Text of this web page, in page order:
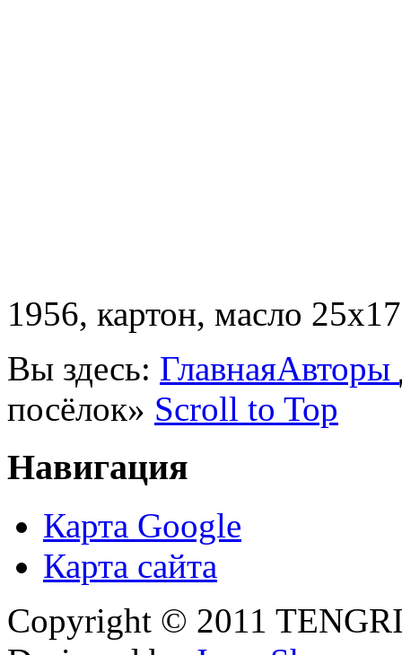
1956, картон, масло
Вы здесь: ГлавнаяАвторы
посёлок» Scroll to Top
Навигация
Карта Google
Карта сайта
Copyright © 2011